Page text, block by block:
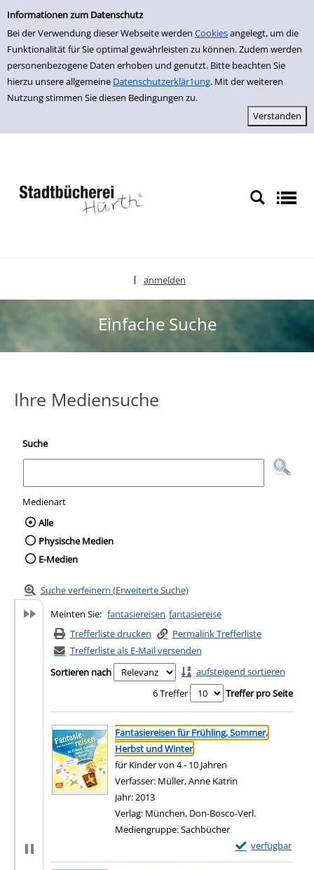
Einfache Suche
Informationen zum Datenschutz
Bei der Verwendung dieser Webseite werden Cookiesangelegt, um die
Funktionalität für Sie optimal gewährleisten zu können. Zudem werden
personenbezogene Daten erhoben und genutzt. Bitte beachten Sie
hierzu unsere allgemeine Datenschutzerklär1ung. Mit der weiteren
Nutzung stimmen Sie diesen Bedingungen zu.
zur Navigation springen
zum Inhalt springen
Zu den Suchfiltern springen
Zur Trefferliste springen
anmelden
Einfache Suche
Ihre Mediensuche
Suche
Medienart
Wählen Sie die Medienart nach der Sie
Alle
Physische Medien
E-Medien
Suche verfeinern (Erweiterte Suche)
Meinten Sie: fantasiereisen fantasiereise
Trefferliste drucken
Permalink Trefferliste
Trefferliste als E-Mail versenden
Sortieren nach
aufsteigend sortieren
6 Treffer
Treffer pro Seite
Suchergebnis
Zu den Suchfiltern springen
Fantasiereisen für Frühling, Sommer,
Herbst und Winter
für Kinder von 4 - 10 Jahren
Verfasser: Müller, Anne Katrin
Jahr:2013
Verlag: München, Don-Bosco-Verl.
Mediengruppe:Sachbücher
verfügbar
Exemplar-
Zum Download